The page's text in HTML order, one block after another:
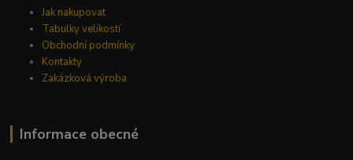
Jak nakupovat
Tabulky velikostí
Obchodní podmínky
Kontakty
Zakázková výroba
Informace obecné